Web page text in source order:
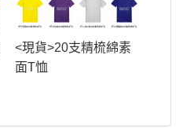
<現貨>20支精梳綿素
面T恤